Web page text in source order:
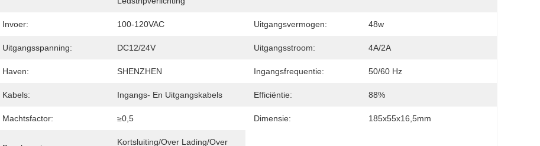
Invoer: 100-120VAC Uitgangsvermogen: 48w
Uitgangsspanning: DC12/24V Uitgangsstroom: 4A/2A
Haven: SHENZHEN Ingangsfrequentie: 50/60 Hz
Kabels: Ingangs- En Uitgangskabels Efficiëntie: 88%
Machtsfactor: ≥0,5 Dimensie: 185x55x16,5mm
Kortsluiting/over Lading/over